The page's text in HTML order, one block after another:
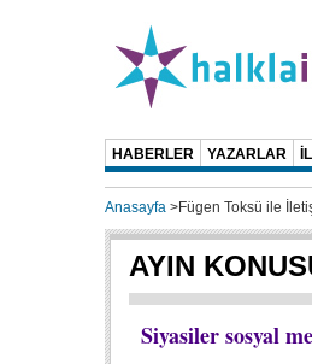
HABERLER YAZARLAR
Anasayfa >Fügen Toksü ile
AYIN
Siyasiler sosyal